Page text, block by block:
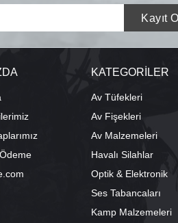
KATEGORİLER
Av Tüfekleri
Av Fişekleri
Av Malzemeleri
Havalı Silahlar
Optik & Elektronik
Ses Tabancaları
Kamp Malzemeleri